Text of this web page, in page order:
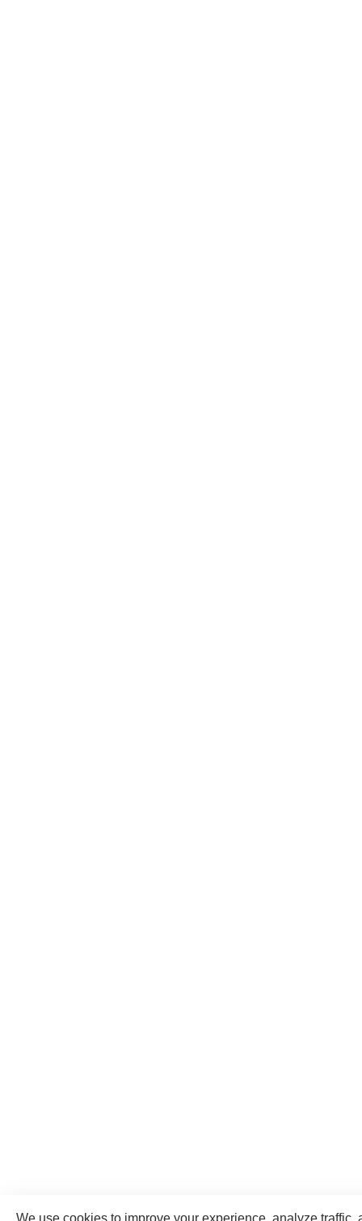
We use cookies to improve your experience, analyze